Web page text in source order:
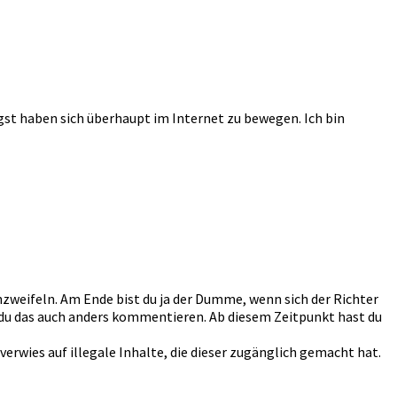
haben sich überhaupt im Internet zu bewegen. Ich bin
Am Ende bist du ja der Dumme, wenn sich der Richter
auch anders kommentieren. Ab diesem Zeitpunkt hast du
auf illegale Inhalte, die dieser zugänglich gemacht hat.